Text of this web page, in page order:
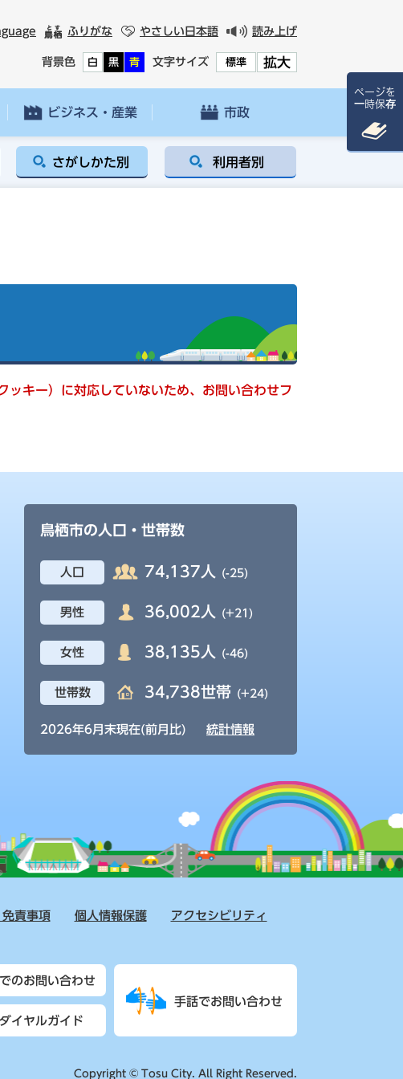
ふりがな やさしい日本語 読み上げ
背景色 白 黒 青 文字サイズ 標準 拡大
ビジネス・産業 市政
さがしかた別 利用者別
キー）に対応していないため、お問い合わせフ
鳥栖市の人口・世帯数
人口 74,137人 (-25)
男性 36,002人 (+21)
女性 38,135人 (-46)
世帯数 34,738世帯 (+24)
2026年6月末現在(前月比) 統計情報
責事項 個人情報保護 アクセシビリティ
のお問い合わせ
イヤルガイド
手話でお問い合わせ
Copyright © Tosu City. All Right Reserved.
ページを
一時保存